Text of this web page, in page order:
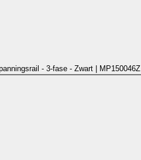
- 3-fase - Zwart | MP150046Z